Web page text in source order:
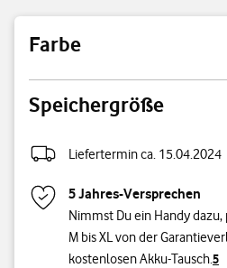
Farbe
Farbe
Speichergröße
Speichergröße
Liefertermin ca. 15.04.2024
5 Jahres-Versprechen
Nimmst Du ein Handy
M bis XL von der
kostenlosen Akku-Tausch.5